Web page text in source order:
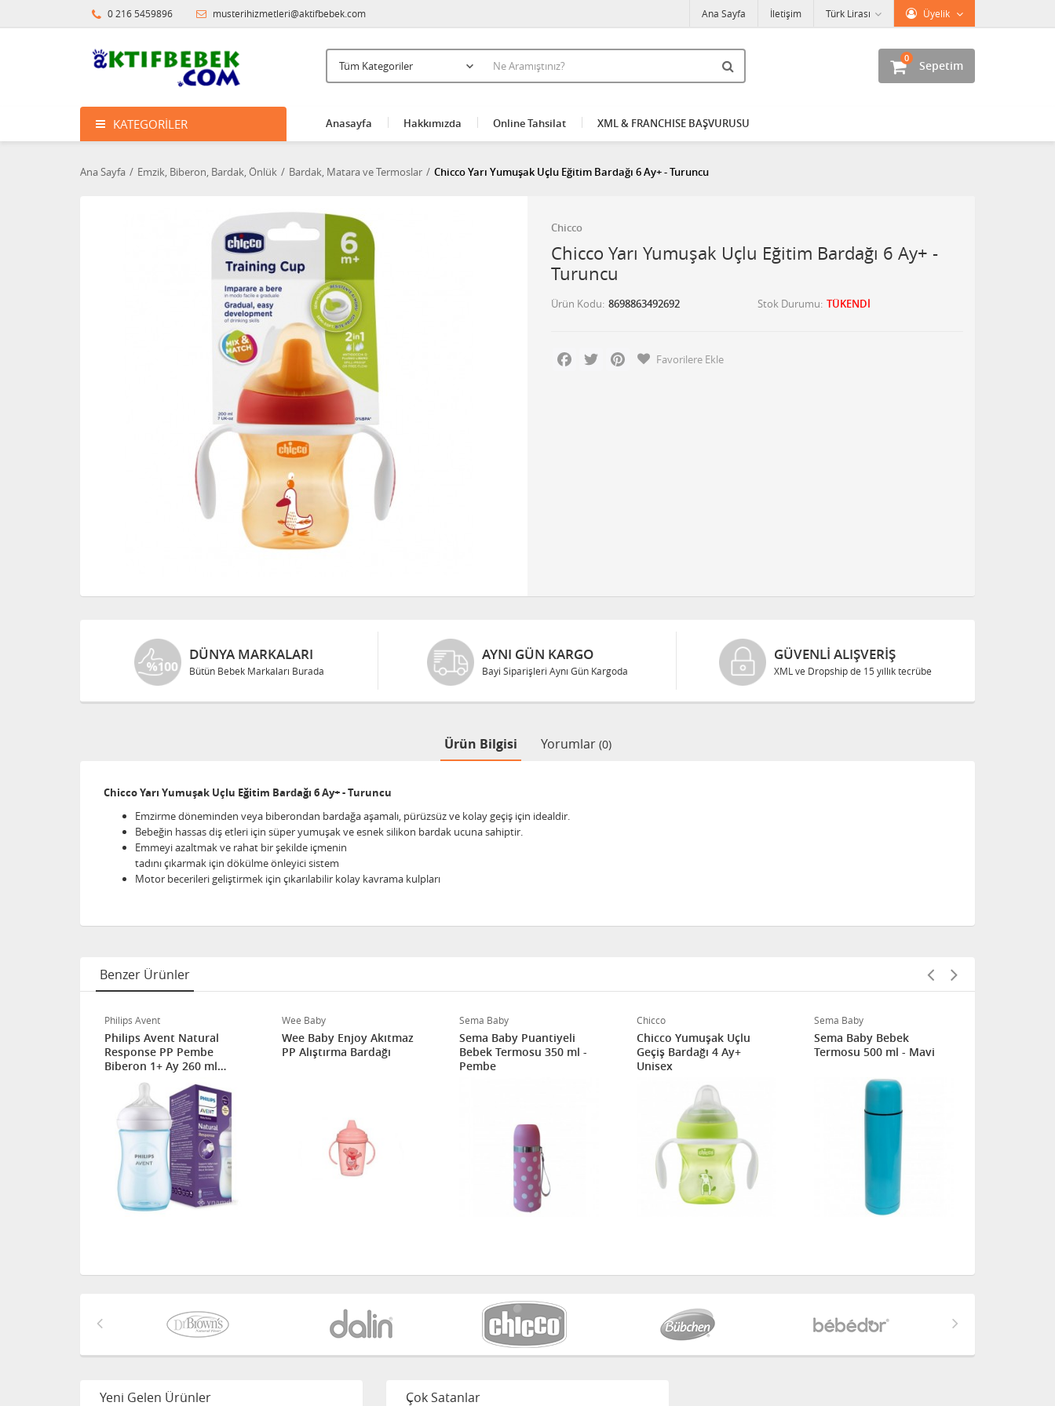
0 216 5459896 musterihizmetleri@aktifbebek.com Üyelik
Türk Lirası
Ana Sayfa İletişim
Sepetim
0
KATEGORILER Anasayfa Hakkımızda Online Tahsilat XML & FRANCHISE BAŞVURUSU
Ana Sayfa Emzik, Biberon, Bardak, Önlük Bardak, Matara ve Termoslar Chicco Yarı Yumuşak Uçlu Eğitim Bardağı 6 Ay+ - Turuncu
Chicco
Chicco Yarı Yumuşak Uçlu Eğitim Bardağı 6 Ay+ -
Turuncu
Ürün Kodu 8698863492692 Stok Durumu TÜKENDİ
Facebook
Twitter PinterestFavorilere Ekle
DÜNYA MARKALARI
Bütün Bebek Markaları Burada
AYNI GÜN KARGO
Bayi Siparişleri Aynı Gün Kargoda
GÜVENLI ALIŞVERIŞ
XML ve Dropship de 15 yıllık tecrübe
Ürün Bilgisi Yorumlar (0)
Chicco Yarı Yumuşak Uçlu Eğitim Bardağı 6 Ay+ - Turuncu
Emzirme döneminden veya biberondan bardağa aşamalı, pürüzsüz ve kolay geçiş için idealdir.
Bebeğin hassas diş etleri için süper yumuşak ve esnek silikon bardak ucuna sahiptir.
Emmeyi azaltmak ve rahat bir şekilde içmenin
tadını çıkarmak için dökülme önleyici sistem
Motor becerileri geliştirmek için çıkarılabilir kolay kavrama kulpları
Benzer Ürünler
Philips Avent
Philips Avent Natural
Response PP Pembe
Biberon 1+ Ay 260 ml
SCY903/11
Wee Baby
Wee Baby Enjoy Akıtmaz
PP Alıştırma Bardağı
Sema Baby
Sema Baby Puantiyeli
Bebek Termosu 350 ml -
Pembe
Chicco
Chicco Yumuşak Uçlu
Geçiş Bardağı 4 Ay+
Unisex
Sema Baby
Sema Baby Bebek
Termosu 500 ml - Mavi
Yeni Gelen Ürünler Çok Satanlar